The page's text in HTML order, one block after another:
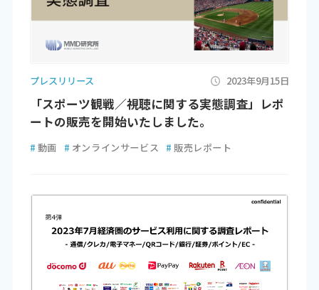
プレスリリース 2023年9月15日
「スポーツ観戦／視聴に関する実態調査」レポ
ートの販売を開始いたしました。
# 動画 # オンラインサービス # 販売レポート